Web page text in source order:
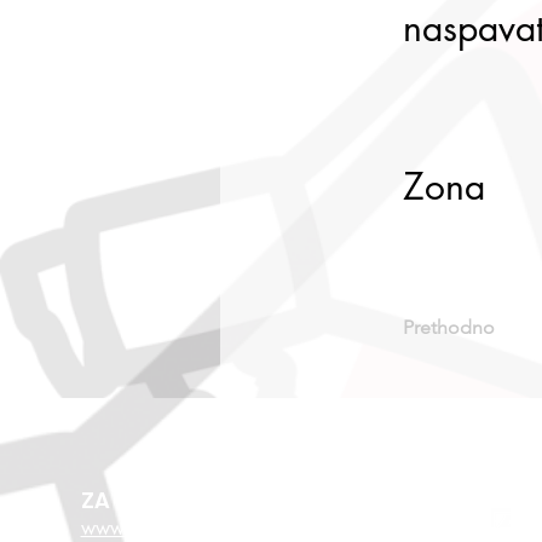
Zona
Prethodno
ZA VIŠE O EU FONDOVIMA
www.esf.hr